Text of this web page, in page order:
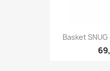
Basket